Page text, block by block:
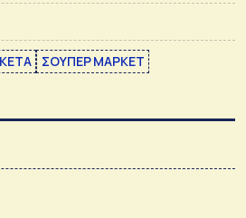
ΣΟΥΠΕΡ ΜΑΡΚΕΤ